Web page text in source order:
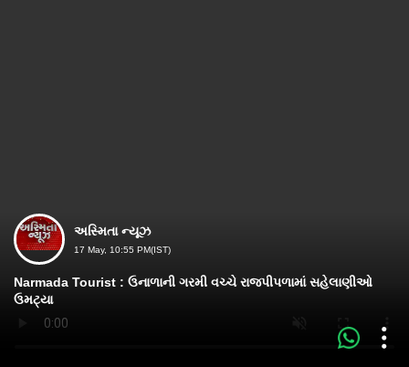
અસ્મિતા ન્યૂઝ
17 May, 10:55 PM(IST)
Narmada Tourist : ઉનાળાની ગરમી વચ્ચે રાજપીપળામાં સહેલાણીઓ
ઉમટ્યા